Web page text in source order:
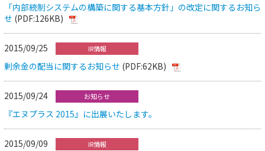
「内部統制システムの構築に関する基本方針」の改定に関するお知ら
せ (PDF:126KB)
2015/09/25 IR情報
剰余金の配当に関するお知らせ (PDF:62KB)
2015/09/24 お知らせ
『エヌプラス 2015』に出展いたします。
2015/09/09 IR情報